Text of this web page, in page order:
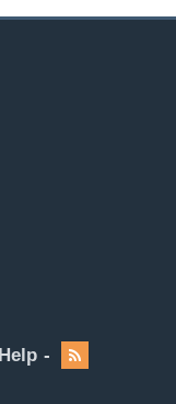
Help